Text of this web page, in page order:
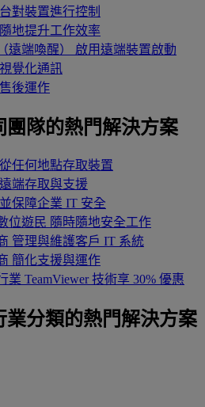
對裝置進行控制
地提升工作效率
遠端喚醒）
啟用遠端裝置啟動
覺化通訊
後運作
團隊的熱門解決方案
任何地點存取裝置
端存取與支援
保障企業 IT 安全
位遊民 隨時隨地安全工作
管理與維護客戶 IT 系統
簡化支援與運作
業 TeamViewer 技術享 30% 優惠
業分類的熱門解決方案